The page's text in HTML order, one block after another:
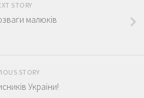
STORY
малюків
STORY
України!